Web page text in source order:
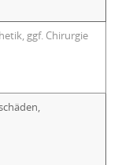
ggf. Chirurgie